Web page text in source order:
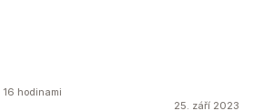
25. září 2023
hodinami